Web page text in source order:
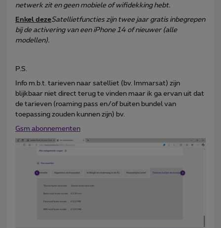
netwerk zit en geen mobiele of wifidekking hebt.
Enkel dezeSatellietfuncties zijn twee jaar gratis inbegrepen
bij de activering van een iPhone 14 of nieuwer (alle
modellen).
P.S.
Info m.b.t. tarieven naar satelliet (bv. Immarsat) zijn
blijkbaar niet direct terug te vinden maar ik ga ervan uit dat
de tarieven (roaming pass en/of buiten bundel van
toepassing zouden kunnen zijn) bv.
Gsm abonnementen